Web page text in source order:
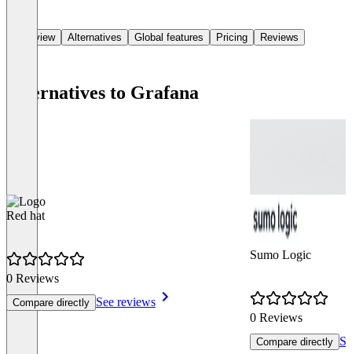
Overview Alternatives Global features Pricing Reviews
Alternatives to Grafana
Red hat
0 Reviews
Compare directly See reviews
Sumo Logic
0 Reviews
Compare directly